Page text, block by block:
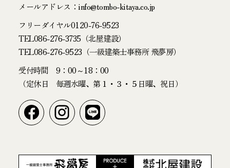
メールアドレス：info@tombo-kitaya.co.jp
フリーダイヤル0120-76-9523
TEL086-276-3735（北屋建設）
TEL086-276-9523（一級建築士事務所 飛夢房）
受付時間 9：00～18：00
（定休日 毎週水曜、第１・３・５日曜、祝日）